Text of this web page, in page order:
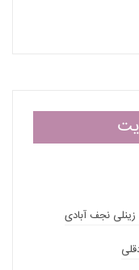
نجف آبادی